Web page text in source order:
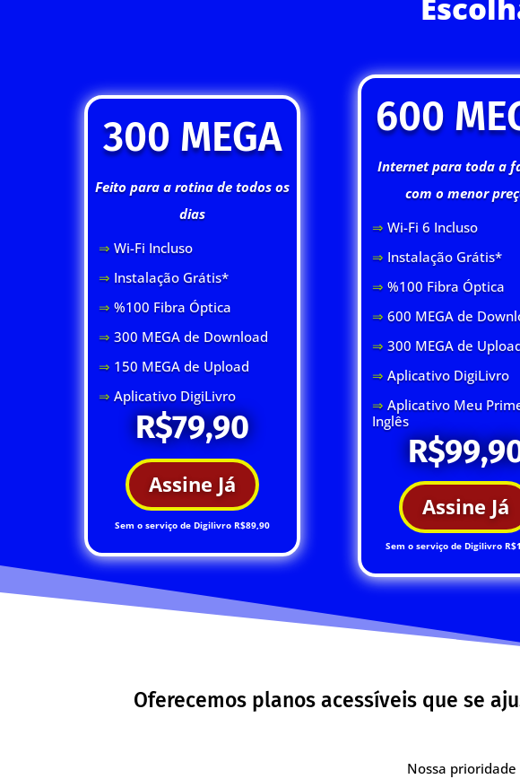
300 MEGA
Feito para a rotina de todos os
dias
⇒ Wi-Fi Incluso
⇒ Instalação Grátis*
⇒ %100 Fibra Óptica
⇒ 300 MEGA de Download
⇒ 150 MEGA de Upload
⇒Aplicativo DigiLivro
R$79,90
Assine Já
Sem o serviço de Digilivro R$89,90
600
Internet para toda a
com o menor
⇒ Wi-Fi 6 Incluso
⇒ Instalação Grátis*
⇒ %100 Fibra Óptica
⇒ 600 MEGA de
⇒ 300 MEGA de
⇒ Aplicativo DigiLivro
⇒ Aplicativo Meu
Inglês
Assine Já
Sem o serviço de Digilivro
Oferecemos planos acessíveis que se
Nossa